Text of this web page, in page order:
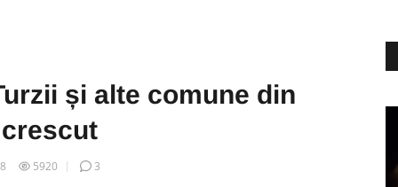
și alte comune din
5920 3